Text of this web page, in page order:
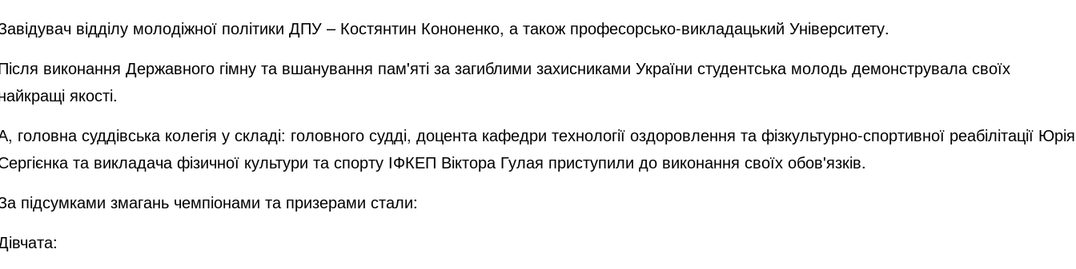
відділу молодіжної політики ДПУ – Костянтин Кононенко, а також професорсько-викладацький Університету.
виконання Державного гімну та вшанування пам'яті за загиблими захисниками України студентська молодь демонструвала своїх
якості.
головна суддівська колегія у складі: головного судді, доцента кафедри технології оздоровлення та фізкультурно-спортивної реабілітації Юрія
та викладача фізичної культури та спорту ІФКЕП Віктора Гулая приступили до виконання своїх обов'язків.
підсумками змагань чемпіонами та призерами стали: